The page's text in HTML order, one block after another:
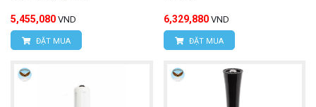
5,455,080 VND
ĐẶT MUA
6,329,880 VND
ĐẶT MUA